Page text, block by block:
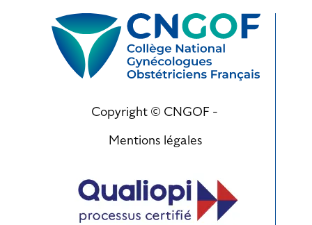
Copyright © CNGOF -
Mentions légales